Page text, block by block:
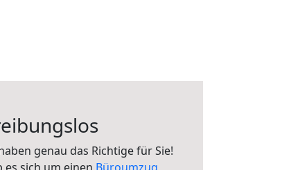
genau das Richtige für Sie!